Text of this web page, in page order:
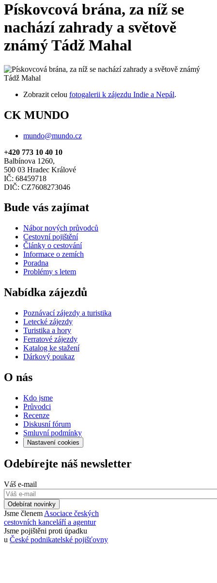
Pískovcová brána, za níž se
nachází zahrady a světově
známý Tádž Mahal
Zobrazit celou fotogalerii k zájezdu Indie a Nepál.
CK MUNDO
mundo@mundo.cz
+420 773 10 40 10
Balbínova 1260,
500 03 Hradec Králové
IČ: 68459718
DIČ: CZ7608273046
Bude vás zajímat
Nábor nových průvodců
Cestovní pojištění
Články o cestování
Informace o zemích
Poradna
Problémy s letem
Nabídka zájezdů
Poznávací zájezdy a turistika
Letecké zájezdy
Turistika a hory
Ferratové zájezdy
Katalog ke stažení
Dárkový poukaz
O nás
Kdo jsme
Průvodci
Recenze
Diskusní fórum
Smluvní podmínky
Nastavení cookies
Odebírejte náš newsletter
Váš e-mail
Odebírat novinky
Jsme členem Asociace českých
cestovních kanceláří a agentur
Jsme pojištěni proti úpadku
u České podnikatelské pojišťovny